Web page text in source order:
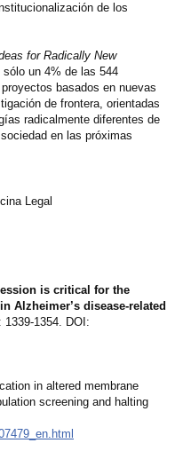
de los
for Radically New
un 4% de las 544
basados ​​en nuevas
de frontera, orientadas
radicalmente diferentes de
en las próximas
Legal
is critical for the
Alzheimer’s disease-related
1339-1354. DOI:
in altered membrane
screening and halting